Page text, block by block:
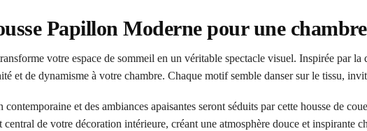
Papillon Moderne pour une
votre espace de sommeil en un véritable spectacle visuel. Inspirée par
et de dynamisme à votre chambre. Chaque motif semble danser sur le tissu,
et des ambiances apaisantes seront séduits par cette housse de
de votre décoration intérieure, créant une atmosphère douce et inspirante